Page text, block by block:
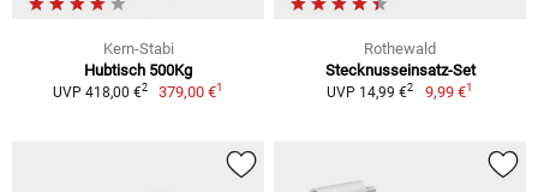
Kern-Stabi
Hubtisch 500Kg
UVP 418,00 €2 379,00 €1
Rothewald
Stecknusseinsatz-Set
UVP 14,99 €2 9,99 €1